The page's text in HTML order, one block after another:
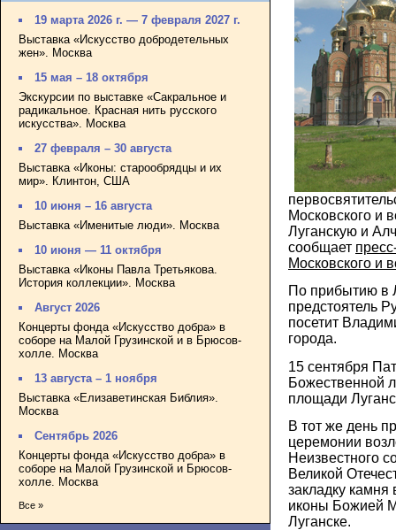
19 марта 2026 г. — 7 февраля 2027 г.
Выставка «Искусство добродетельных
жен». Москва
15 мая – 18 октября
Экскурсии по выставке «Сакральное и
радикальное. Красная нить русского
искусства». Москва
27 февраля – 30 августа
Выставка «Иконы: старообрядцы и их
мир». Клинтон, США
10 июня – 16 августа
Выставка «Именитые люди». Москва
10 июня — 11 октября
Выставка «Иконы Павла Третьякова.
История коллекции». Москва
Август 2026
Концерты фонда «Искусство добра» в
соборе на Малой Грузинской и в Брюсов-
холле. Москва
13 августа – 1 ноября
Выставка «Елизаветинская Библия».
Москва
Сентябрь 2026
Концерты фонда «Искусство добра» в
соборе на Малой Грузинской и Брюсов-
холле. Москва
Все »
Московского и
Луганскую и
сообщает
Московского и
По прибытию в
предстоятель
посетит
города.
15 сентября
Божественной
площади
В тот же день
церемонии
Неизвестного
Великой
закладку камня
иконы Божией
Луганске.